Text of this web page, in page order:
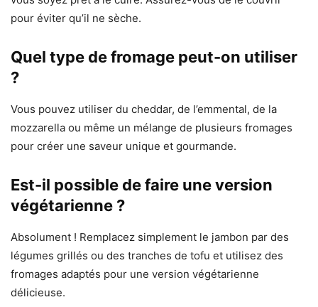
pour éviter qu’il ne sèche.
Quel type de fromage peut-on utiliser
?
Vous pouvez utiliser du cheddar, de l’emmental, de la
mozzarella ou même un mélange de plusieurs fromages
pour créer une saveur unique et gourmande.
Est-il possible de faire une version
végétarienne ?
Absolument ! Remplacez simplement le jambon par des
légumes grillés ou des tranches de tofu et utilisez des
fromages adaptés pour une version végétarienne
délicieuse.